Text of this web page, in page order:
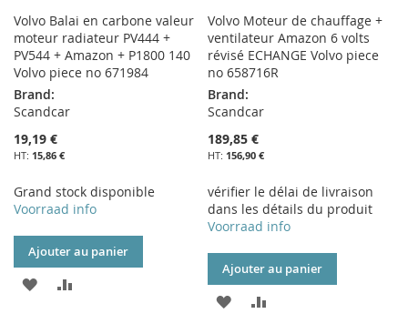
Volvo Balai en carbone valeur
moteur radiateur PV444 +
PV544 + Amazon + P1800 140
Volvo piece no 671984
Brand:
Scandcar
19,19 €
15,86 €
Grand stock disponible
Voorraad info
Ajouter au panier
AJOUTER
Volvo Moteur de chauffage +
ventilateur Amazon 6 volts
révisé ECHANGE Volvo piece
no 658716R
Brand:
Scandcar
189,85 €
156,90 €
vérifier le délai de livraison
dans les détails du produit
Voorraad info
Ajouter au panier
AJOUTER